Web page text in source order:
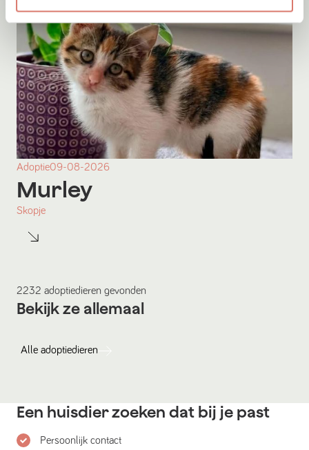
Adoptie09-08-2026
Murley
Skopje
2232 adoptiedieren gevonden
Bekijk ze allemaal
Alle adoptiedieren
Een huisdier zoeken dat bij je past
Persoonlijk contact